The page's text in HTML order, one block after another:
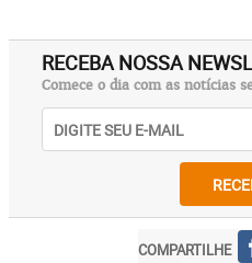
RECEBA NOSSA
Comece o dia com as notícias
COMPARTILHE